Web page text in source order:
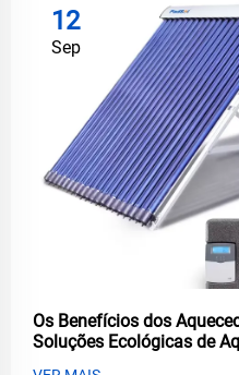
12
Sep
Os Benefícios dos
Soluções Ecológicas de